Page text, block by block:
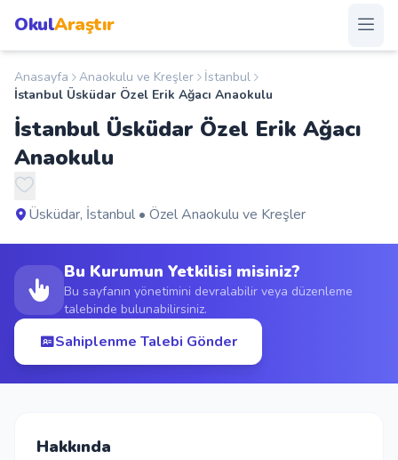
OkulAraştır
Anasayfa
Okullar
Şehirler
Duyurular
S.S.S.
Blog
Anasayfa Anaokulu ve Kreşler
İstanbul
İstanbul Üsküdar Özel Erik Ağacı Anaokulu
İstanbul Üsküdar Özel Erik Ağacı
Anaokulu
Üsküdar, İstanbul • Özel Anaokulu ve Kreşler
Bu Kurumun Yetkilisi misiniz?
Bu sayfanın yönetimini devralabilir veya düzenleme
talebinde bulunabilirsiniz.
Sahiplenme Talebi Gönder
Hakkında